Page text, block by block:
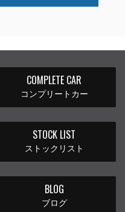
COMPLETE CAR
コンプリートカー
STOCK LIST
ストックリスト
BLOG
ブログ